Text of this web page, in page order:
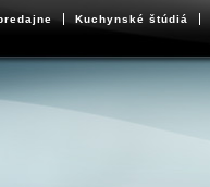
Kuchynské štúdiá